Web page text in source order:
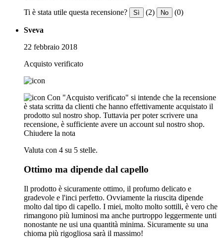
Ti è stata utile questa recensione? Sì (2) No (0)
Sveva
22 febbraio 2018
Acquisto verificato
Con "Acquisto verificato" si intende che la recensione
è stata scritta da clienti che hanno effettivamente acquistato il
prodotto sul nostro shop. Tuttavia per poter scrivere una
recensione, è sufficiente avere un account sul nostro shop.
Chiudere la nota
Valuta con 4 su 5 stelle.
Ottimo ma dipende dal capello
Il prodotto è sicuramente ottimo, il profumo delicato e
gradevole e l'inci perfetto. Ovviamente la riuscita dipende
molto dal tipo di capello. I miei, molto molto sottili, è vero che
rimangono più luminosi ma anche purtroppo leggermente unti
nonostante ne usi una quantità minima. Sicuramente su una
chioma più rigogliosa sarà il massimo!